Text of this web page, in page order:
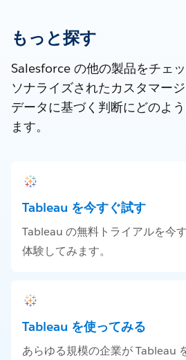
もっと探す
Salesforce の他の製品をチェ
ソナライズされたカスタマー
データに基づく判断にどのよ
ます。
Tableau を今すぐ試す
Tableau の無料トライアルを今
体験してみます。
Tableau を使ってみる
あらゆる規模の企業が Tableau